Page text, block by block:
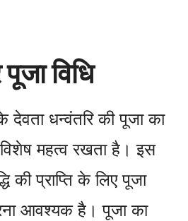
विधि
धन्वंतरि की पूजा का
विशेष महत्व रखता है। इस
की प्राप्ति के लिए पूजा
आवश्यक है। पूजा का